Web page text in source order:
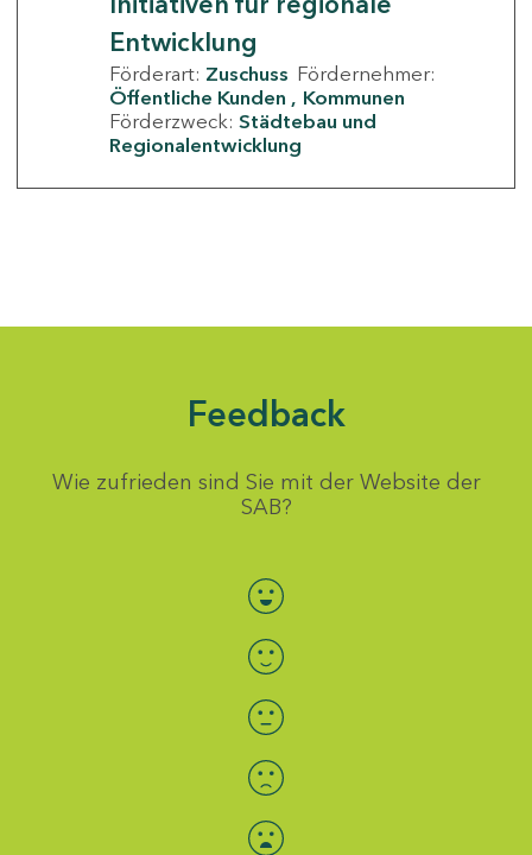
Entwicklung
Förderart: Zuschuss Fördernehmer:
Öffentliche Kunden
Kommunen
Förderzweck: Städtebau und
Regionalentwicklung
Feedback
Wie zufrieden sind Sie mit der Website der
SAB?
Bewertung auswählen